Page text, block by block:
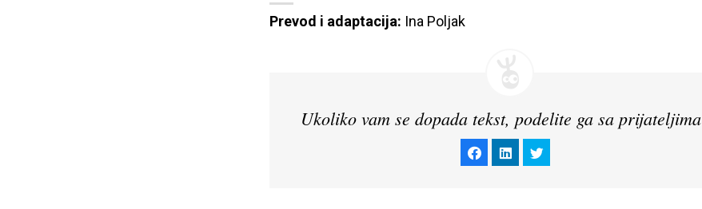
Prevod i adaptacija: Ina Poljak
Ukoliko vam se dopada tekst, podelite ga sa prijateljima
Click
share share share